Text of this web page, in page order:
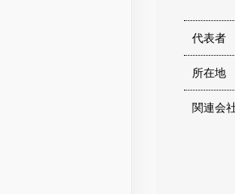
代表者
所在地
関連会